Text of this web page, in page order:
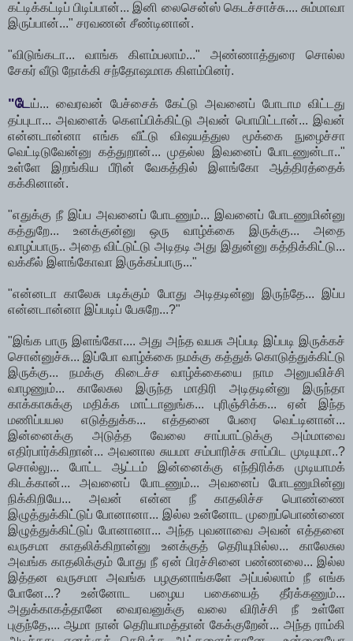
கட்டிக்கட்டிப் பிடிப்பான்... இனி லைசென்ஸ் கெடச்சாச்சு.... சும்மாவா
இருப்பான்..." சரவணன் சீண்டினான்.
"விடுங்கடா... வாங்க கிளம்பலாம்..." அண்ணாத்துரை சொல்ல
சேகர் வீடு நோக்கி சந்தோஷமாக கிளம்பினர்.
"டேய்... வைரவன் பேச்சைக் கேட்டு அவனைப் போடாம விட்டது
தப்புடா... அவளைக் கெளப்பிக்கிட்டு அவன் பொயிட்டான்... இவன்
என்னடான்னா எங்க வீட்டு விஷயத்துல மூக்கை நுழைச்சா
வெட்டிடுவேன்னு கத்துறான்... முதல்ல இவனைப் போடணுன்டா.."
உள்ளே இறங்கிய பீரின் வேகத்தில் இளங்கோ ஆத்திரத்தைக்
கக்கினான்.
"எதுக்கு நீ இப்ப அவனைப் போடணும்... இவனைப் போடணுமின்னு
கத்துறே... உனக்குன்னு ஒரு வாழ்க்கை இருக்கு... அதை
வாழப்பாரு.. அதை விட்டுட்டு அடிதடி அது இதுன்னு கத்திக்கிட்டு...
வக்கீல் இளங்கோவா இருக்கப்பாரு..."
"என்னடா காலேசு படிக்கும் போது அடிதடின்னு இருந்தே... இப்ப
என்னடான்னா இப்படிப் பேசுறே...?"
"இங்க பாரு இளங்கோ.... அது அந்த வயசு அப்படி இப்படி இருக்கச்
சொன்னுச்சு... இப்போ வாழ்க்கை நமக்கு கத்துக் கொடுத்துக்கிட்டு
இருக்கு... நமக்கு கிடைச்ச வாழ்க்கையை நாம அனுபவிச்சி
வாழணும்... காலேசுல இருந்த மாதிரி அடிதடின்னு இருந்தா
காக்காசுக்கு மதிக்க மாட்டானுங்க... புரிஞ்சிக்க... ஏன் இந்த
மணிப்பயல எடுத்துக்க... எத்தனை பேரை வெட்டினான்...
இன்னைக்கு அடுத்த வேலை சாப்பாட்டுக்கு அம்மாவை
எதிர்பார்க்கிறான்... அவனால சுயமா சம்பாரிச்சு சாப்பிட முடியுமா..?
சொல்லு... போட்ட ஆட்டம் இன்னைக்கு எந்திரிக்க முடியாமக்
கிடக்கான்... அவனைப் போடணும்... அவனைப் போடணுமின்னு
நிக்கிறியே... அவன் என்ன நீ காதலிச்ச பொண்ணை
இழுத்துக்கிட்டுப் போனானா... இல்ல உன்னோட முறைப்பொண்ணை
இழுத்துக்கிட்டுப் போனானா... அந்த புவனாவை அவன் எத்தனை
வருசமா காதலிக்கிறான்னு உனக்குத் தெரியுமில்ல... காலேசுல
அவங்க காதலிக்கும் போது நீ ஏன் பிரச்சினை பண்ணலை... இல்ல
இத்தன வருசமா அவங்க பழகுனாங்களே அப்பல்லாம் நீ எங்க
போனே...? உன்னோட பழைய பகையைத் தீர்க்கணும்...
அதுக்காகத்தானே வைரவனுக்கு வலை விரிச்சி நீ உள்ளே
புகுந்தே,... ஆமா நான் தெரியாமத்தான் கேக்குறேன்... அந்த ராம்கி